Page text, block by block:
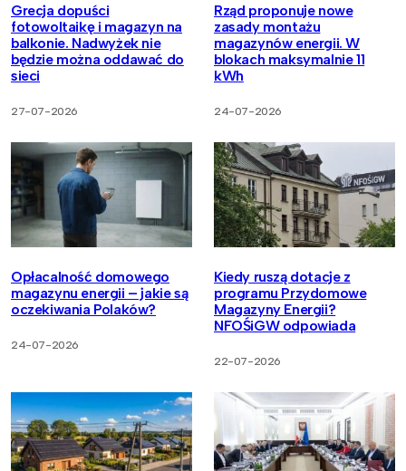
Grecja dopuści
fotowoltaikę i magazyn na
balkonie. Nadwyżek nie
będzie można oddawać do
sieci
27-07-2026
Rząd proponuje nowe
zasady montażu
magazynów energii. W
blokach maksymalnie 11
kWh
24-07-2026
Opłacalność domowego
magazynu energii – jakie są
oczekiwania Polaków?
24-07-2026
Kiedy ruszą dotacje z
programu Przydomowe
Magazyny Energii?
NFOŚiGW odpowiada
22-07-2026